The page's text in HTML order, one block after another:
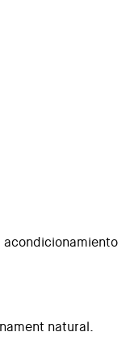
natural.